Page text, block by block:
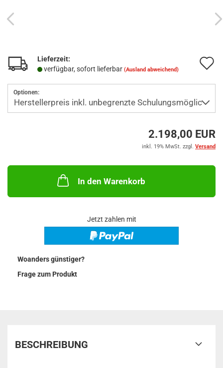
Lieferzeit:
verfügbar, sofort lieferbar (Ausland abweichend)
Optionen:
2.198,00 EUR
inkl. 19% MwSt. zzgl. Versand
In den Warenkorb
Jetzt zahlen mit
Woanders günstiger?
Frage zum Produkt
BESCHREIBUNG